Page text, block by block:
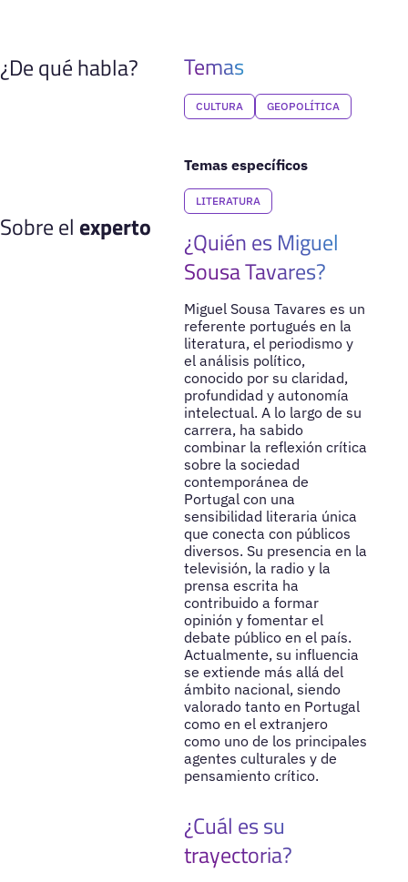
¿De qué habla? Temas
CULTURA GEOPOLÍTICA
Temas específicos
LITERATURA
Sobre el experto
¿Quién es Miguel
Sousa Tavares?
Miguel Sousa Tavares es un
referente portugués en la
literatura, el periodismo y
el análisis político,
conocido por su claridad,
profundidad y autonomía
intelectual. A lo largo de su
carrera, ha sabido
combinar la reflexión crítica
sobre la sociedad
contemporánea de
Portugal con una
sensibilidad literaria única
que conecta con públicos
diversos. Su presencia en la
televisión, la radio y la
prensa escrita ha
contribuido a formar
opinión y fomentar el
debate público en el país.
Actualmente, su influencia
se extiende más allá del
ámbito nacional, siendo
valorado tanto en Portugal
como en el extranjero
como uno de los principales
agentes culturales y de
pensamiento crítico.
¿Cuál es su
trayectoria?